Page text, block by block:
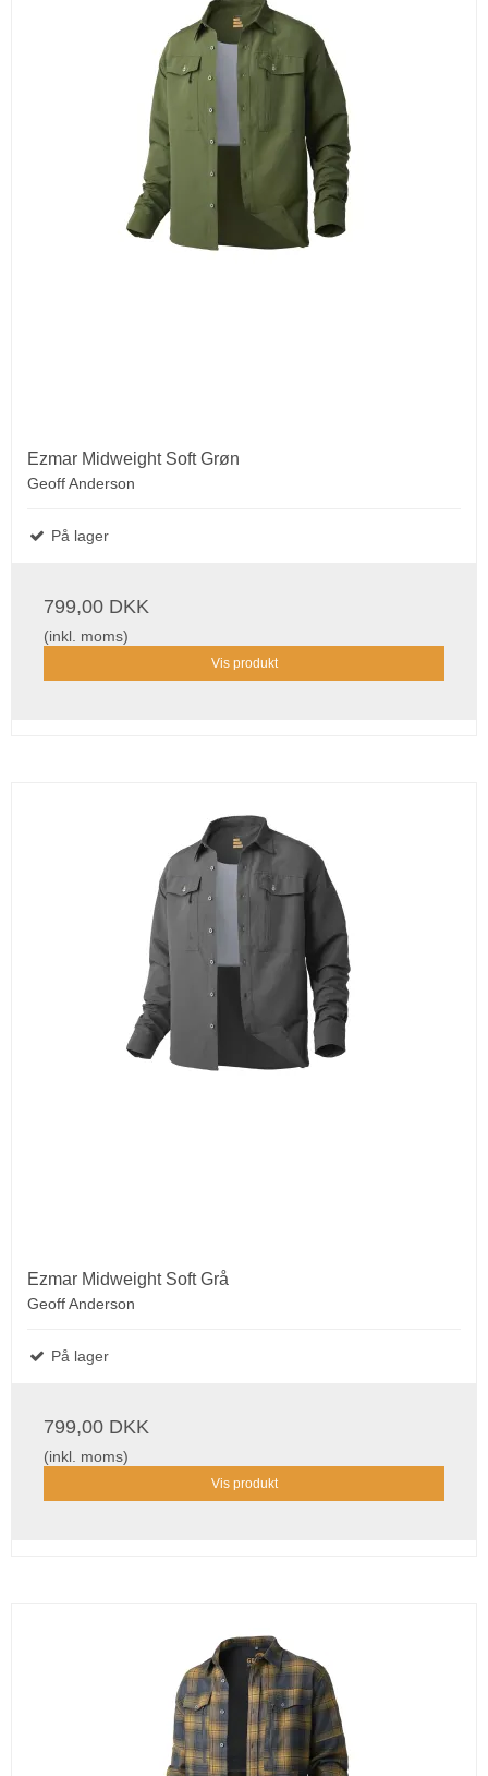
Ezmar Midweight Soft Grøn
Geoff Anderson
På lager
799,00 DKK
(inkl. moms)
Vis produkt
Ezmar Midweight Soft Grå
Geoff Anderson
På lager
799,00 DKK
(inkl. moms)
Vis produkt